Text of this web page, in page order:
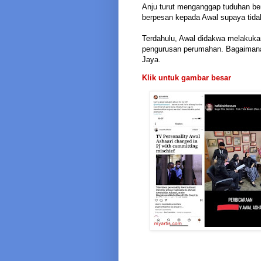
Anju turut menganggap tuduhan
berpesan kepada Awal supaya
Terdahulu, Awal didakwa
pengurusan perumahan.
Jaya.
Klik untuk gambar besar